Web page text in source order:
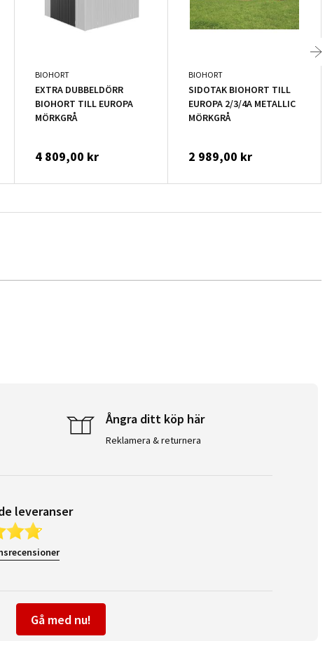
BIOHORT
EXTRA DUBBELDÖRR
BIOHORT TILL EUROPA
MÖRKGRÅ
4 809,00 kr
BIOHORT
SIDOTAK BIOHORT TILL
EUROPA 2/3/4A METALLIC
MÖRKGRÅ
2 989,00 kr
Ångra ditt köp här
Reklamera & returnera
leveranser
Gå med nu!